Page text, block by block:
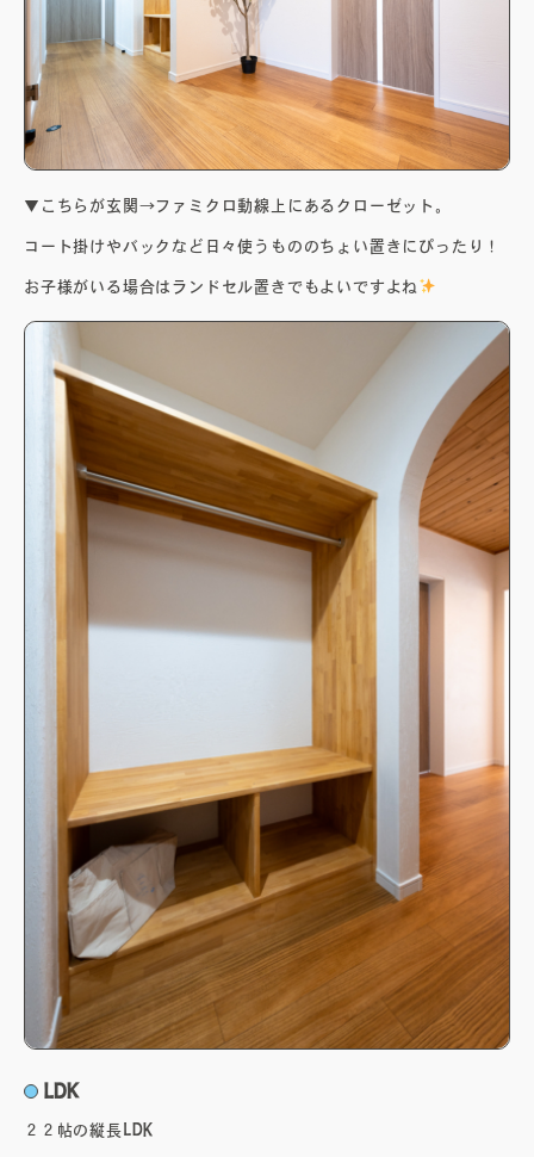
▼こちらが玄関→ファミクロ動線上にあるクローゼット。
コート掛けやバックなど日々使うもののちょい置きにぴったり！
お子様がいる場合はランドセル置きでもよいですよね
LDK
２２帖の縦長LDK